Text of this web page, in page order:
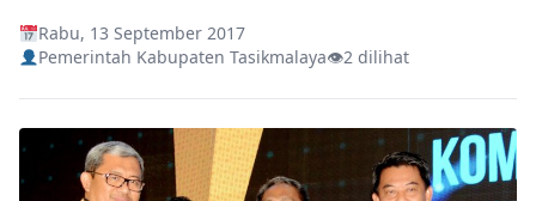
Rabu, 13 September 2017
Pemerintah Kabupaten Tasikmalaya👁2 dilihat